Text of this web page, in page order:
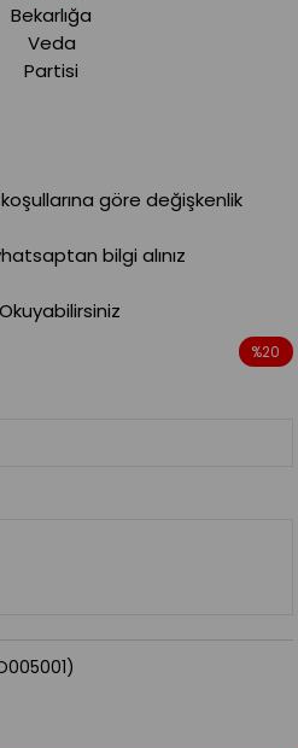
Bekarlığa
Veda
Partisi
göre değişkenlik
bilgi alınız
%20